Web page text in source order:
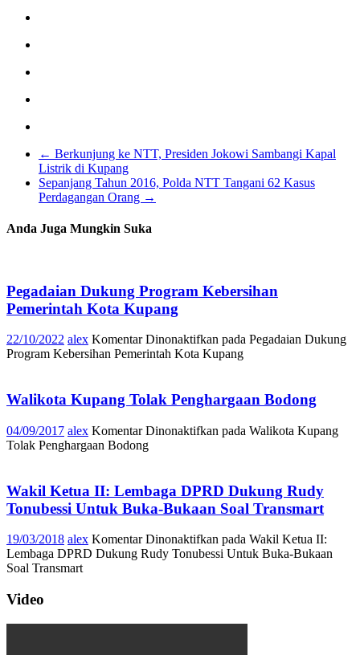
← Berkunjung ke NTT, Presiden Jokowi Sambangi Kapal
Listrik di Kupang
Sepanjang Tahun 2016, Polda NTT Tangani 62 Kasus
Perdagangan Orang →
Anda Juga Mungkin Suka
Pegadaian Dukung Program Kebersihan
Pemerintah Kota Kupang
22/10/2022 alex Komentar Dinonaktifkan pada Pegadaian Dukung
Program Kebersihan Pemerintah Kota Kupang
Walikota Kupang Tolak Penghargaan Bodong
04/09/2017 alex Komentar Dinonaktifkan pada Walikota Kupang
Tolak Penghargaan Bodong
Wakil Ketua II: Lembaga DPRD Dukung Rudy
Tonubessi Untuk Buka-Bukaan Soal Transmart
19/03/2018 alex Komentar Dinonaktifkan pada Wakil Ketua II:
Lembaga DPRD Dukung Rudy Tonubessi Untuk Buka-Bukaan
Soal Transmart
Video